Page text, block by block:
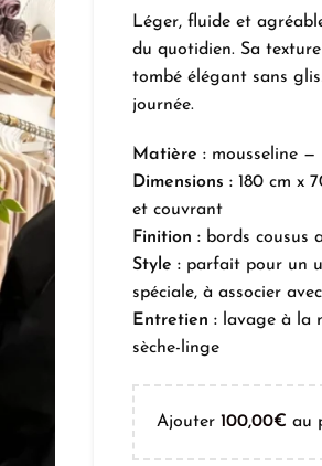
Léger, fluide et
du quotidien. Sa
tombé élégant sans
journée.
Matière :mousseline —
Dimensions :180 cm x
et couvrant
Finition :bords cousus
Style :parfait pour un
spéciale, à associer
Entretien :lavage à la
sèche-linge
Ajouter 100,00€ au